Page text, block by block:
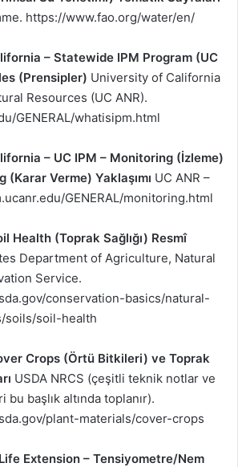
https://www.fao.org/water/en/
– Statewide IPM Program (UC
(Prensipler) University of California
Resources (UC ANR).
GENERAL/whatisipm.html
– UC IPM – Monitoring (İzleme)
Verme) Yaklaşımı UC ANR –
GENERAL/monitoring.html
Health (Toprak Sağlığı) Resmî
Department of Agriculture, Natural
Service.
conservation-basics/natural-
soils/soil-health
Crops (Örtü Bitkileri) ve Toprak
USDA NRCS (çeşitli teknik notlar ve
başlık altında toplanır).
plant-materials/cover-crops
Extension – Tensiyometre/Nem